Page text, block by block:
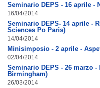
Seminario DEPS - 16 aprile -
16/04/2014
Seminario DEPS- 14 aprile -
Sciences Po Paris)
14/04/2014
Minisimposio - 2 aprile -
02/04/2014
Seminario DEPS - 26 marzo
Birmingham)
26/03/2014